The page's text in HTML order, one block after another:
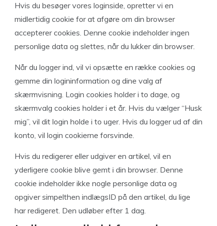
Hvis du besøger vores loginside, opretter vi en
midlertidig cookie for at afgøre om din browser
accepterer cookies. Denne cookie indeholder ingen
personlige data og slettes, når du lukker din browser.
Når du logger ind, vil vi opsætte en række cookies og
gemme din logininformation og dine valg af
skærmvisning. Login cookies holder i to dage, og
skærmvalg cookies holder i et år. Hvis du vælger “Husk
mig”, vil dit login holde i to uger. Hvis du logger ud af din
konto, vil login cookierne forsvinde.
Hvis du redigerer eller udgiver en artikel, vil en
yderligere cookie blive gemt i din browser. Denne
cookie indeholder ikke nogle personlige data og
opgiver simpelthen indlægsID på den artikel, du lige
har redigeret. Den udløber efter 1 dag.